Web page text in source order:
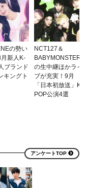
の勢い
新人K-
ブランド
キングト
NCT127＆
BABYMONSTER
の生中継ほかライ
ブが充実！9月
「日本初放送」K-
POP公演4選
アンケートTOP